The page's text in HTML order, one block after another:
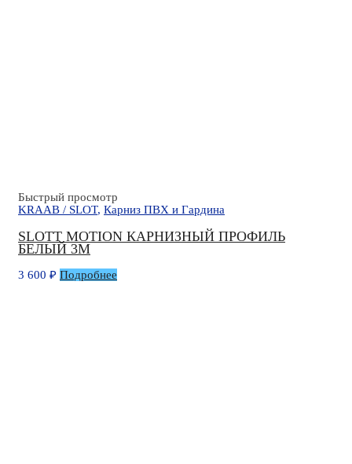
Быстрый просмотр
KRAAB / SLOT, Карниз ПВХ и Гардина
SLOTT MOTION КАРНИЗНЫЙ ПРОФИЛЬ
БЕЛЫЙ 3М
3 600 ₽ Подробнее